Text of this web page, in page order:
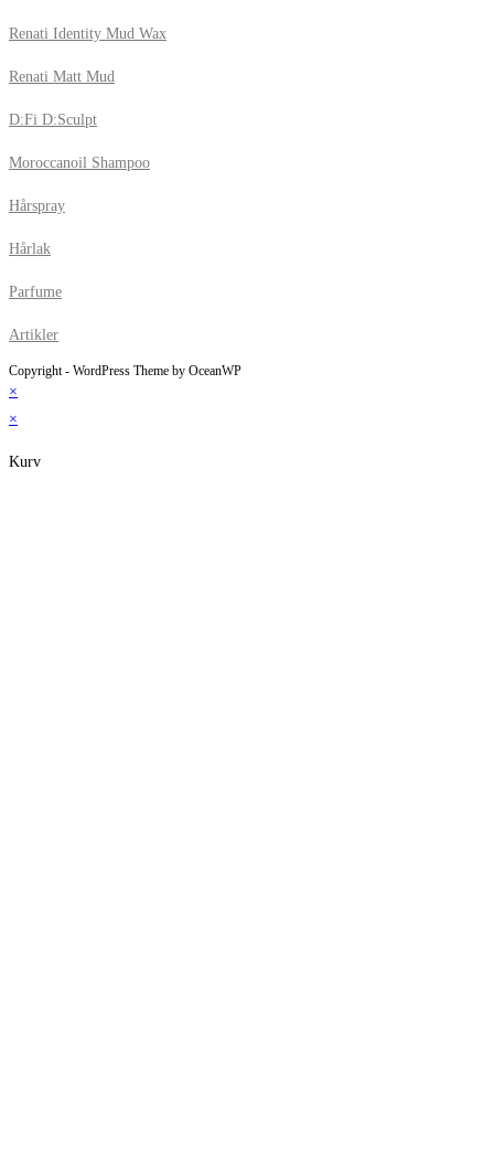
Renati Identity Mud Wax
Renati Matt Mud
D:Fi D:Sculpt
Moroccanoil Shampoo
Hårspray
Hårlak
Parfume
Artikler
Copyright - WordPress Theme by OceanWP
×
×
Kurv